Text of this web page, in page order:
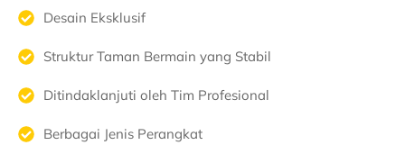
Desain Eksklusif
Struktur Taman Bermain yang Stabil
Ditindaklanjuti oleh Tim Profesional
Berbagai Jenis Perangkat